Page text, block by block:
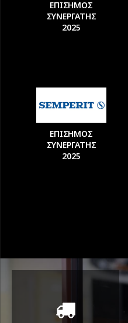
ΕΠΙΣΗΜΟΣ
ΣΥΝΕΡΓΑΤΗΣ
2025
ΕΠΙΣΗΜΟΣ
ΣΥΝΕΡΓΑΤΗΣ
2025